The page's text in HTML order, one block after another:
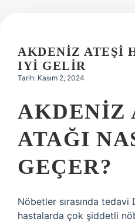
Hakkımızda
AKDENIZ ATEŞI
IYI GELIR
Tarih: Kasım 2, 2024
AKDENIZ
ATAĞI
GEÇER?
Nöbetler sırasında
hastalarda çok şiddetli